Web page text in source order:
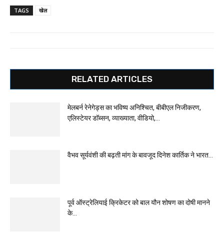
TAGS खेल
RELATED ARTICLES
मेलबर्न रेनेगेड्स का भविष्य अनिश्चित, बीबीएल निजीकरण,
एलिस्टेयर डॉब्सन, व्याख्याता, वीडियो,...
वैभव सूर्यवंशी की बढ़ती मांग के बावजूद दिनेश कार्तिक ने भारत...
पूर्व ऑस्ट्रेलियाई क्रिकेटर को बाल यौन शोषण का दोषी मानने
के...